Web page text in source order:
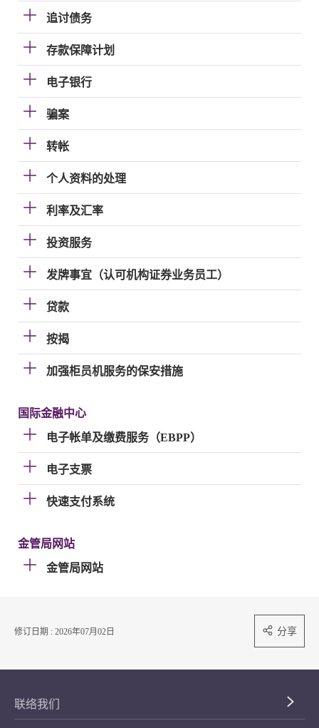
追讨债务
存款保障计划
电子银行
骗案
转帐
个人资料的处理
利率及汇率
投资服务
发牌事宜（认可机构证券业务员工）
贷款
按揭
加强柜员机服务的保安措施
国际金融中心
电子帐单及缴费服务（EBPP）
电子支票
快速支付系统
金管局网站
金管局网站
修订日期 : 2026年07月02日 分享
联络我们